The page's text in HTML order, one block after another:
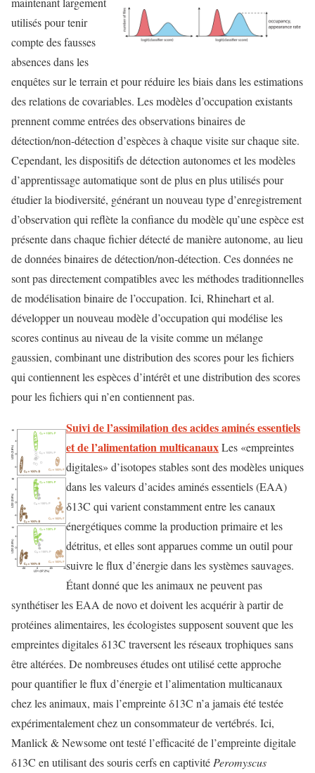
utilisés pour tenir
compte des fausses
absences dans les
enquêtes sur le terrain et pour réduire les biais dans les estimations
des relations de covariables. Les modèles d’occupation existants
prennent comme entrées des observations binaires de
détection/non-détection d’espèces à chaque visite sur chaque site.
Cependant, les dispositifs de détection autonomes et les modèles
d’apprentissage automatique sont de plus en plus utilisés pour
étudier la biodiversité, générant un nouveau type d’enregistrement
d’observation qui reflète la confiance du modèle qu’une espèce est
présente dans chaque fichier détecté de manière autonome, au lieu
de données binaires de détection/non-détection. Ces données ne
sont pas directement compatibles avec les méthodes traditionnelles
de modélisation binaire de l’occupation. Ici, Rhinehart et al.
développer un nouveau modèle d’occupation qui modélise les
scores continus au niveau de la visite comme un mélange
gaussien, combinant une distribution des scores pour les fichiers
qui contiennent les espèces d’intérêt et une distribution des scores
pour les fichiers qui n’en contiennent pas.
Suivi de l’assimilation des acides aminés essentiels
et de l’alimentation multicanauxLes «empreintes
digitales» d’isotopes stables sont des modèles uniques
dans les valeurs d’acides aminés essentiels (EAA)
δ13C qui varient constamment entre les canaux
énergétiques comme la production primaire et les
détritus, et elles sont apparues comme un outil pour
suivre le flux d’énergie dans les systèmes sauvages.
Étant donné que les animaux ne peuvent pas
synthétiser les EAA de novo et doivent les acquérir à partir de
protéines alimentaires, les écologistes supposent souvent que les
empreintes digitales δ13C traversent les réseaux trophiques sans
être altérées. De nombreuses études ont utilisé cette approche
pour quantifier le flux d’énergie et l’alimentation multicanaux
chez les animaux, mais l’empreinte δ13C n’a jamais été testée
expérimentalement chez un consommateur de vertébrés. Ici,
Manlick & Newsome ont testé l’efficacité de l’empreinte digitale
δ13C en utilisant des souris cerfs en captivité Peromyscus